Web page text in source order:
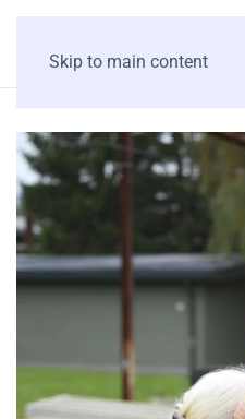
Skip to main content